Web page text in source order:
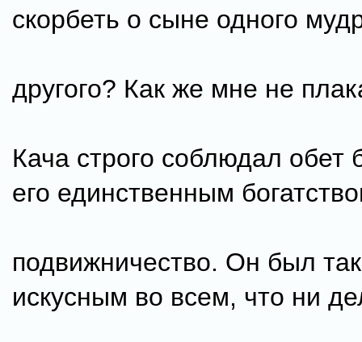
скорбеть о сыне одного
другого? Как же мне не
Кача строго соблюдал обет
его единственным
подвижничество. Он был
искусным во всем, что ни